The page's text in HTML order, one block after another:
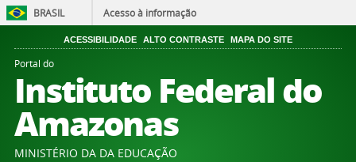
BRASIL Acesso à informação
ACESSIBILIDADE ALTO CONTRASTE MAPA DO SITE
Portal do
Instituto Federal do
Amazonas
MINISTÉRIO DA DA EDUCAÇÃO